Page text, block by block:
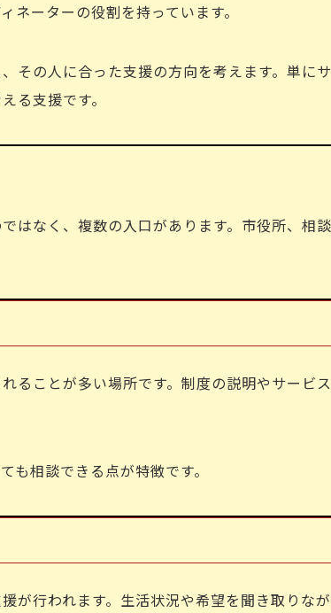
ネーターの役割を持っています。
その人に合った支援の方向を考えます。単に
る支援です。
はなく、複数の入口があります。市役所、相
ることが多い場所です。制度の説明やサービ
も相談できる点が特徴です。
が行われます。生活状況や希望を聞き取りな